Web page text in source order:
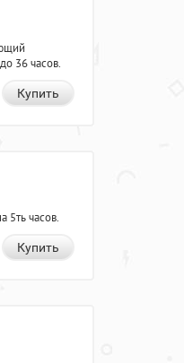
36 часов.
Купить
часов.
Купить